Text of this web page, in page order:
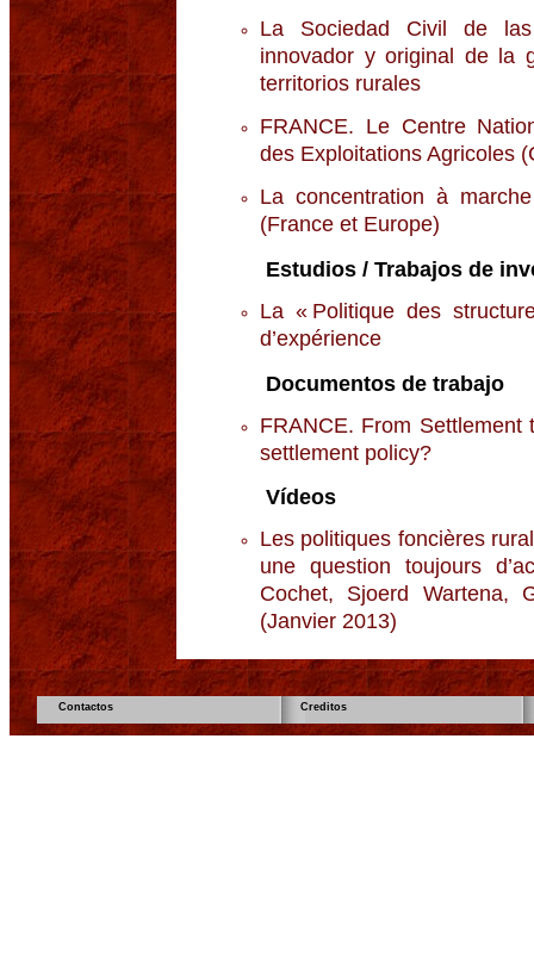
La Sociedad Civil de
innovador y original de la
territorios rurales
FRANCE. Le Centre
des Exploitations Agricoles
La concentration à
(France et Europe)
Estudios / Trabajos de
La « Politique des
d’expérience
Documentos de trabajo
FRANCE. From
settlement policy?
Vídeos
Les politiques foncières
une question toujours
Cochet, Sjoerd Wartena,
(Janvier 2013)
Contactos Creditos